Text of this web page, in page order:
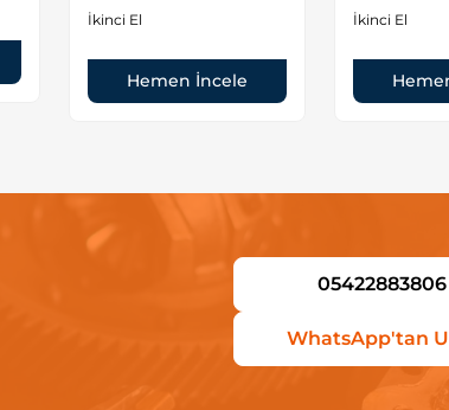
İkinci El
Hemen İncele
İkinci El
05422883806
WhatsApp'tan